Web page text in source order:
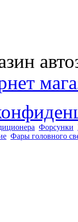
Форсунки
Фары головного